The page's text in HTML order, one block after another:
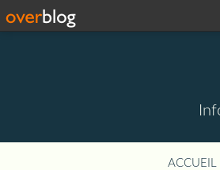
ACCUEIL